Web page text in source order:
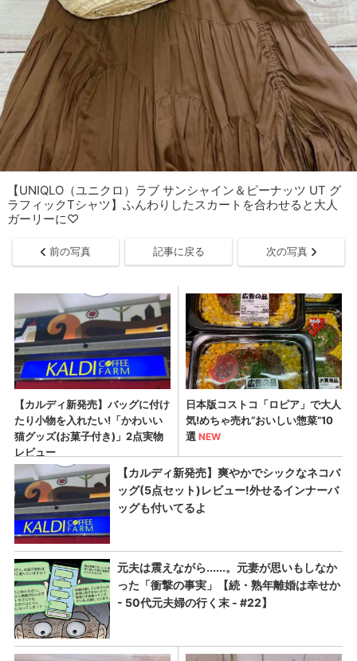
【UNIQLO（ユニクロ）ラブ サンシャイン＆ピーナッツ UT グ
ラフィックTシャツ】ふんわりしたスカートを合わせると大人
ガーリーに♡
前の写真 記事に戻る 次の写真